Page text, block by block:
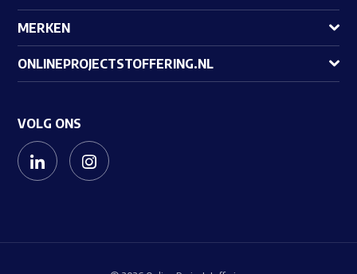
MERKEN
ONLINEPROJECTSTOFFERING.NL
VOLG ONS